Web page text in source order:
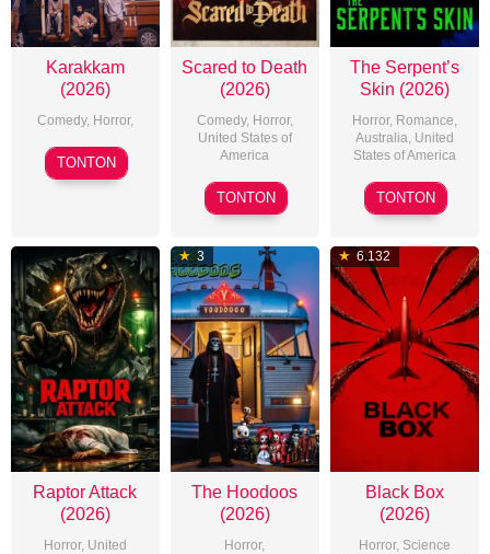
Karakkam
(2026)
Comedy, Horror,
2026-
05-
TONTON
Scared to Death
(2026)
Comedy, Horror,
United States of
America
2026-
03-
TONTON
The Serpent’s
Skin (2026)
Horror, Romance
Australia United
States of America
2026-
03-
TONTON
Raptor Attack
(2026)
Horror, United
3
The Hoodoos
(2026)
Horror,
6.132
Black Box
(2026)
Horror, Science